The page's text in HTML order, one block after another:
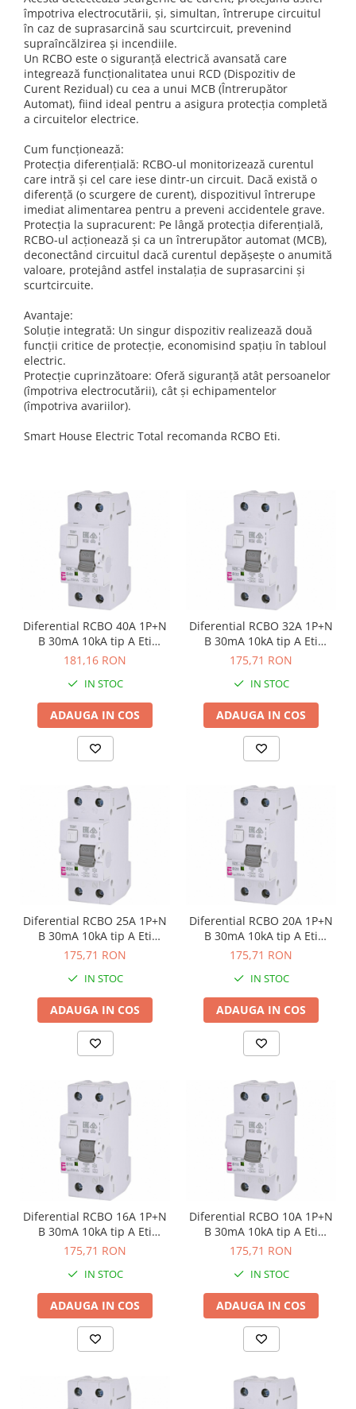
Schneider Easy Styl
Schneider Cedar
Vimar Neve
Vimar Plana
Vimar Arke
Himel Flexo
Automatizari
Bobine de declansare
Separatoare de sarcina
Lampa de semnalizare
Conectica si accesorii
Bareta de alimentare-Pieptene
Cleme si conectori
Repartitoare
Borniera si bara nul
Pini terminali
UPS-uri
Interfonie
Scule meseriasi
împotriva electrocutării, și, simultan, întrerupe circuitul
în caz de suprasarcină sau scurtcircuit, prevenind
supraîncălzirea și incendiile.
Un RCBO este o siguranță electrică avansată care
integrează funcționalitatea unui RCD (Dispozitiv de
Curent Rezidual) cu cea a unui MCB (Întrerupător
Automat), fiind ideal pentru a asigura protecția completă
a circuitelor electrice.
Cum funcționează:
Protecția diferențială: RCBO-ul monitorizează curentul
care intră și cel care iese dintr-un circuit. Dacă există o
diferență (o scurgere de curent), dispozitivul întrerupe
imediat alimentarea pentru a preveni accidentele grave.
Protecția la supracurent: Pe lângă protecția diferențială,
RCBO-ul acționează și ca un întrerupător automat (MCB),
deconectând circuitul dacă curentul depășește o anumită
valoare, protejând astfel instalația de suprasarcini și
scurtcircuite.
Avantaje:
Soluție integrată: Un singur dispozitiv realizează două
funcții critice de protecție, economisind spațiu în tabloul
electric.
Protecție cuprinzătoare: Oferă siguranță atât persoanelor
(împotriva electrocutării), cât și echipamentelor
(împotriva avariilor).
Smart House Electric Total recomanda RCBO Eti.
Diferential RCBO 40A 1P+N
B 30mA 10kA tip A Eti
002173208
181,16 RON
IN STOC
ADAUGA IN COS
Diferential RCBO 32A 1P+N
B 30mA 10kA tip A Eti
002173207
175,71 RON
IN STOC
ADAUGA IN COS
Diferential RCBO 25A 1P+N
B 30mA 10kA tip A Eti
002173206
175,71 RON
IN STOC
ADAUGA IN COS
Diferential RCBO 20A 1P+N
B 30mA 10kA tip A Eti
002173205
175,71 RON
IN STOC
ADAUGA IN COS
Diferential RCBO 16A 1P+N
B 30mA 10kA tip A Eti
002173204
175,71 RON
IN STOC
ADAUGA IN COS
Diferential RCBO 10A 1P+N
B 30mA 10kA tip A Eti
002173202
175,71 RON
IN STOC
ADAUGA IN COS